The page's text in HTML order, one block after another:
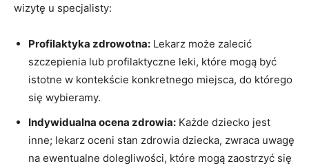
wizytę u specjalisty:
Profilaktyka zdrowotna: Lekarz może⁣ zalecić
szczepienia lub profilaktyczne leki, które mogą być
istotne w kontekście konkretnego ⁣miejsca, do ⁣którego
się wybieramy.
Indywidualna ⁢ocena zdrowia: Każde dziecko jest
inne; lekarz oceni stan‍ zdrowia dziecka,​ zwraca uwagę
na ewentualne dolegliwości, które ​mogą ⁣zaostrzyć się ​